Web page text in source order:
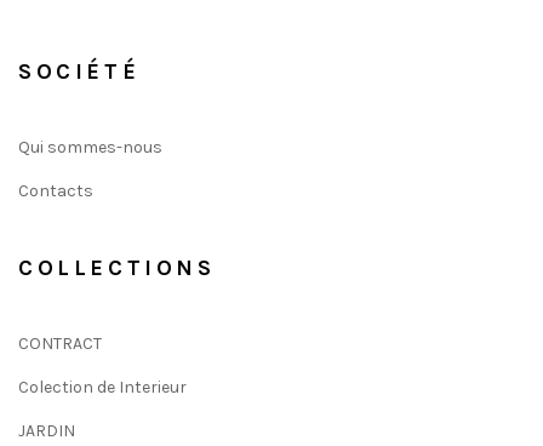
SOCIÉTÉ
Qui sommes-nous
Contacts
COLLECTIONS
CONTRACT
Colection de Interieur
JARDIN